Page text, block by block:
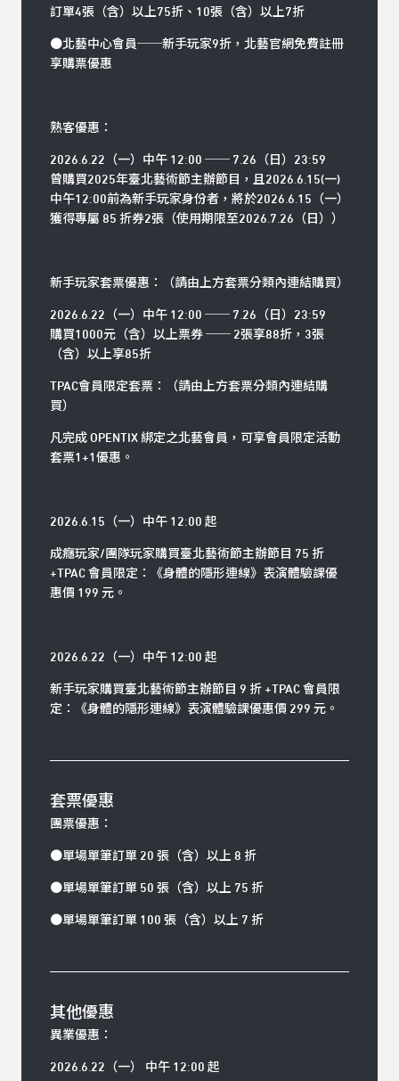
訂單4張（含）以上75折、10張（含）以上7折
●北藝中心會員──新手玩家9折，北藝官網免費註冊
享購票優惠
熟客優惠：
2026.6.22（一）中午 12:00 ── 7.26（日）23:59
曾購買2025年臺北藝術節主辦節目，且2026.6.15(一)
中午12:00前為新手玩家身份者，將於2026.6.15（一）
獲得專屬 85 折券2張（使用期限至2026.7.26（日））
新手玩家套票優惠：（請由上方套票分類內連結購買）
2026.6.22（一）中午 12:00 ── 7.26（日）23:59
購買1000元（含）以上票券 ── 2張享88折，3張
（含）以上享85折
TPAC會員限定套票：（請由上方套票分類內連結購
買）
凡完成 OPENTIX 綁定之北藝會員，可享會員限定活動
套票1+1優惠。
2026.6.15（一）中午 12:00 起
成癮玩家/團隊玩家購買臺北藝術節主辦節目 75 折
+TPAC 會員限定：《身體的隱形連線》表演體驗課優
惠價 199 元。
2026.6.22（一）中午 12:00 起
新手玩家購買臺北藝術節主辦節目 9 折 +TPAC 會員限
定：《身體的隱形連線》表演體驗課優惠價 299 元。
套票優惠
團票優惠：
●單場單筆訂單 20 張（含）以上 8 折
●單場單筆訂單 50 張（含）以上 75 折
●單場單筆訂單 100 張（含）以上 7 折
其他優惠
異業優惠：
2026.6.22（一） 中午 12:00 起